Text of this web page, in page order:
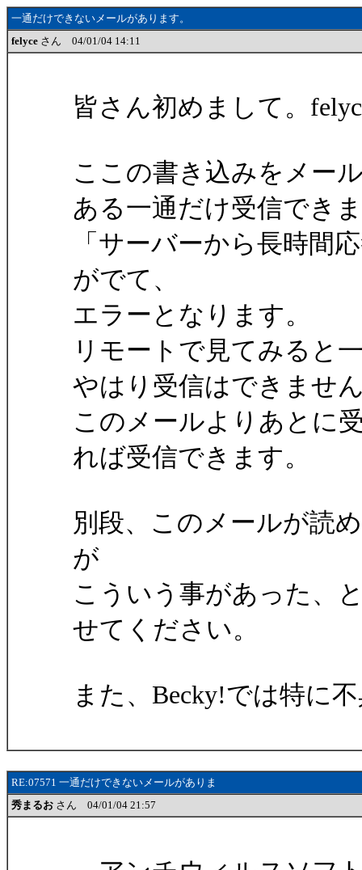
一通だけできないメールがあります。
felyce さん 04/01/04 14:11
皆さん初めまして。
ここの書き込みをメー
ある一通だけ受信でき
「サーバーから長時間
がでて、
エラーとなります。
リモートで見てみると
やはり受信はできませ
このメールよりあとに
れば受信できます。
別段、このメールが読
が
こういう事があった、
せてください。
また、Becky!では特に
RE:07571 一通だけできないメールがありま
秀まるお さん 04/01/04 21:57